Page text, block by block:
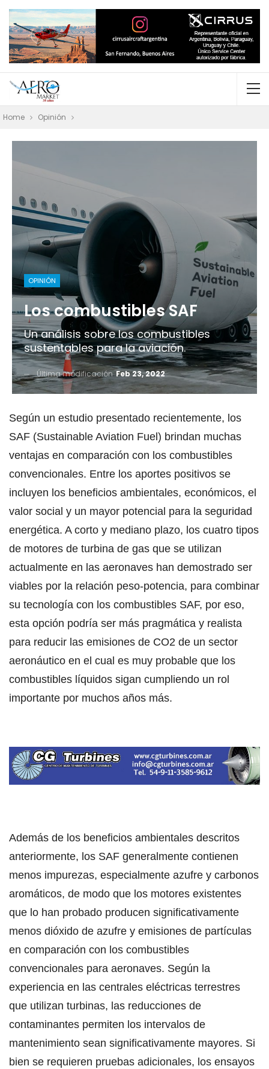
Home Opinión
OPINIÓN
Los combustibles SAF
Un análisis sobre los combustibles
sustentables para la aviación.
Última modificaciónFeb 23, 2022
Según un estudio presentado recientemente, los
SAF (Sustainable Aviation Fuel) brindan muchas
ventajas en comparación con los combustibles
convencionales. Entre los aportes positivos se
incluyen los beneficios ambientales, económicos, el
valor social y un mayor potencial para la seguridad
energética. A corto y mediano plazo, los cuatro tipos
de motores de turbina de gas que se utilizan
actualmente en las aeronaves han demostrado ser
viables por la relación peso-potencia, para combinar
su tecnología con los combustibles SAF, por eso,
esta opción podría ser más pragmática y realista
para reducir las emisiones de CO2 de un sector
aeronáutico en el cual es muy probable que los
combustibles líquidos sigan cumpliendo un rol
importante por muchos años más.
Además de los beneficios ambientales descritos
anteriormente, los SAF generalmente contienen
menos impurezas, especialmente azufre y carbonos
aromáticos, de modo que los motores existentes
que lo han probado producen significativamente
menos dióxido de azufre y emisiones de partículas
en comparación con los combustibles
convencionales para aeronaves. Según la
experiencia en las centrales eléctricas terrestres
que utilizan turbinas, las reducciones de
contaminantes permiten los intervalos de
mantenimiento sean significativamente mayores. Si
bien se requieren pruebas adicionales, los ensayos